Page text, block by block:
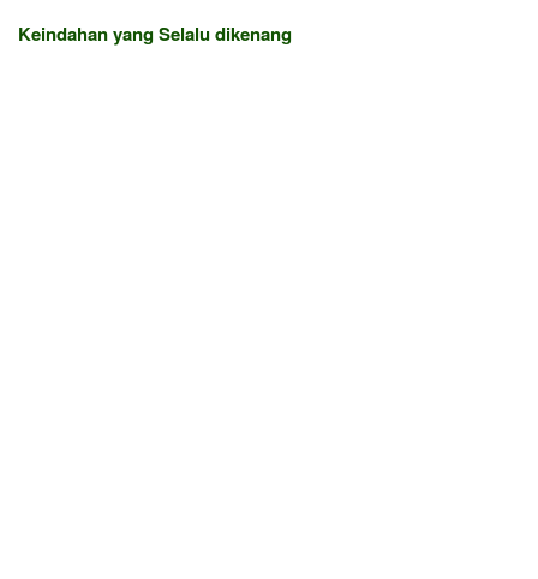
Keindahan yang Selalu dikenang